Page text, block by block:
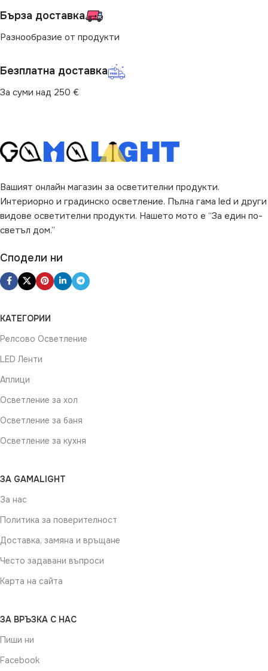
Бърза доставка
Разнообразие от продукти
Безплатна доставка
За суми над 250 €
Вашият онлайн магазин за осветителни продукти.
Интериорно и градинско осветление. Пълна гама led и други
видове осветителни продукти. Нашето мото е “За един по-
светъл дом.”
Сподели ни
КАТЕГОРИИ
Релсово Осветление
LED Ленти
Аплици
Осветление за хол
Осветление за баня
Осветление за кухня
ЗА GAMALIGHT
За нас
Политика за поверителност
Доставка, замяна и връщане
Често задавани въпроси
Карта на сайта
ЗА ВРЪЗКА С НАС
Пиши ни
Facebook